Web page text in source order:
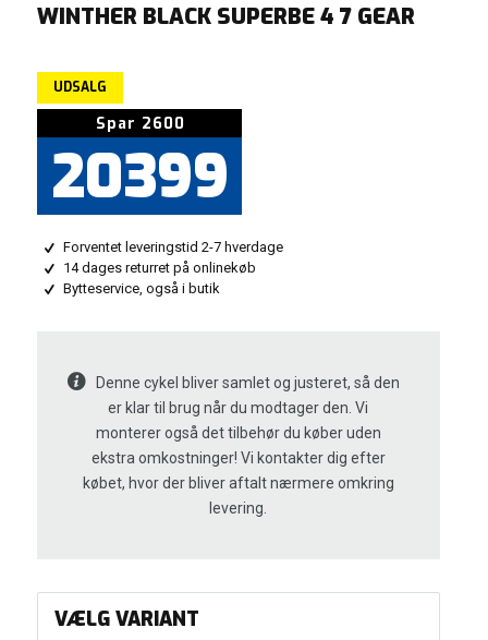
WINTHER BLACK SUPERBE 4 7 GEAR
UDSALG
Spar 2600
oprindelige
22999.
20399 aktuelle
20399.
Forventet leveringstid 2-7 hverdage
14 dages returret på onlinekøb
Bytteservice, også i butik
Denne cykel bliver samlet og justeret, så den
er klar til brug når du modtager den. Vi
monterer også det tilbehør du køber uden
ekstra omkostninger! Vi kontakter dig efter
købet, hvor der bliver aftalt nærmere omkring
levering.
VÆLG VARIANT